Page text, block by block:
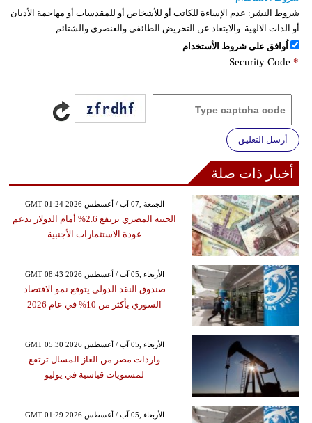
شروط النشر: عدم الإساءة للكاتب أو للأشخاص أو للمقدسات أو مهاجمة الأديان
أو الذات الالهية. والابتعاد عن التحريض الطائفي والعنصري والشتائم.
اُوافق على شروط الأستخدام
Security Code *
أرسل التعليق
أخبار ذات صلة
GMT 01:24 2026 الجمعة ,07 آب / أغسطس
الجنيه المصري يرتفع 2.6% أمام الدولار بدعم
عودة الاستثمارات الأجنبية
GMT 08:43 2026 الأربعاء ,05 آب / أغسطس
صندوق النقد الدولي يتوقع نمو الاقتصاد
السوري بأكثر من 10% في عام 2026
GMT 05:30 2026 الأربعاء ,05 آب / أغسطس
واردات مصر من الغاز المسال ترتفع
لمستويات قياسية في يوليو
GMT 01:29 2026 الأربعاء ,05 آب / أغسطس